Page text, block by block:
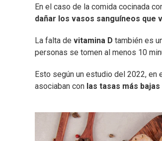
En el caso de la comida cocinada
dañar los vasos sanguíneos que
La falta de vitamina D también es
personas se tomen al menos 10
Esto según un estudio del 2022,
asociaban con las tasas más